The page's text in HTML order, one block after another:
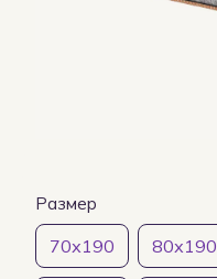
Размер
70х190 80х190